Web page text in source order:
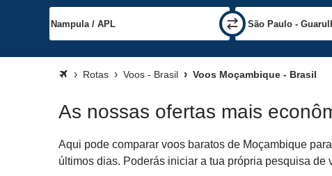
Rotas Voos - Brasil Voos Moçambique - Brasil
As nossas ofertas mais
Aqui pode comparar voos baratos de Moçambique
últimos dias. Poderás iniciar a tua própria pesquisa